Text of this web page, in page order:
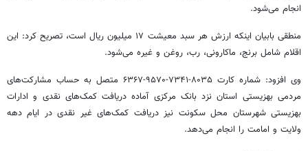
انجام می‌شود.
منطقی بابیان اینکه ارزش هر سبد معیشت ۱۷ میلیون ریال است، تصریح کرد: این
اقلام شامل برنج، ماکارونی، رب، روغن و غیره می‌شود.
وی افزود: شماره کارت ۸۰۳۵-۷۳۴۱-۹۵۷۰-۶۳۶۷ متصل به حساب مشارکت‌های
مردمی بهزیستی استان نزد بانک مرکزی آماده دریافت کمک‌های نقدی و ادارات
بهزیستی شهرستان محل سکونت نیز دریافت کمک‌های غیر نقدی در ایام دهه
ولایت و امامت را انجام می‌دهد.